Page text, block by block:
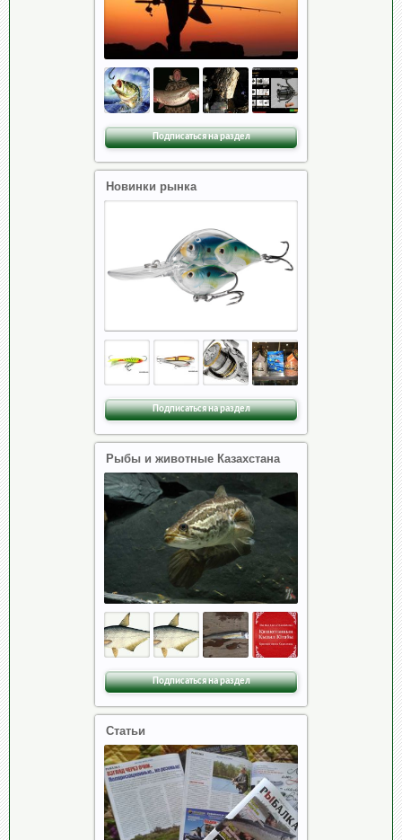
Подписаться на раздел
Новинки рынка
Подписаться на раздел
Рыбы и животные Казахстана
Подписаться на раздел
Статьи